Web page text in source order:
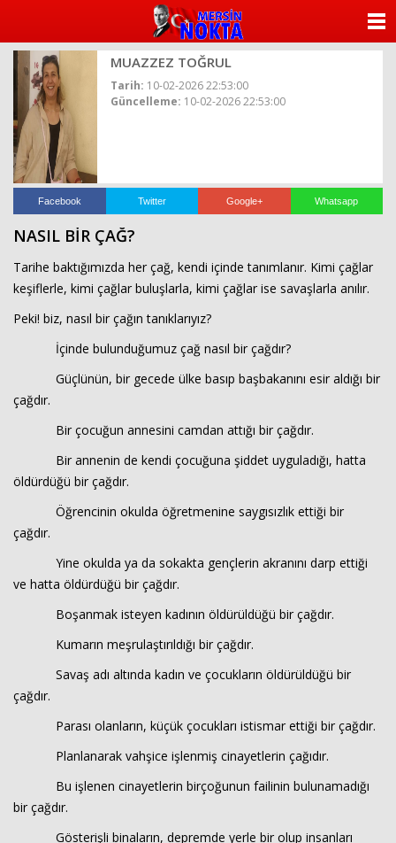
MUAZZEZ TOĞRUL
Tarih: 10-02-2026 22:53:00
Güncelleme: 10-02-2026 22:53:00
Facebook Twitter Google+ Whatsapp
NASIL BİR ÇAĞ?
Tarihe baktığımızda her çağ, kendi içinde tanımlanır. Kimi çağlar
keşiflerle, kimi çağlar buluşlarla, kimi çağlar ise savaşlarla anılır.
Peki! biz, nasıl bir çağın tanıklarıyız?
İçinde bulunduğumuz çağ nasıl bir çağdır?
Güçlünün, bir gecede ülke basıp başbakanını esir aldığı bir
çağdır.
Bir çocuğun annesini camdan attığı bir çağdır.
Bir annenin de kendi çocuğuna şiddet uyguladığı, hatta
öldürdüğü bir çağdır.
Öğrencinin okulda öğretmenine saygısızlık ettiği bir
çağdır.
Yine okulda ya da sokakta gençlerin akranını darp ettiği
ve hatta öldürdüğü bir çağdır.
Boşanmak isteyen kadının öldürüldüğü bir çağdır.
Kumarın meşrulaştırıldığı bir çağdır.
Savaş adı altında kadın ve çocukların öldürüldüğü bir
çağdır.
Parası olanların, küçük çocukları istismar ettiği bir çağdır.
Planlanarak vahşice işlenmiş cinayetlerin çağıdır.
Bu işlenen cinayetlerin birçoğunun failinin bulunamadığı
bir çağdır.
Gösterişli binaların, depremde yerle bir olup insanları
YAZARLAR